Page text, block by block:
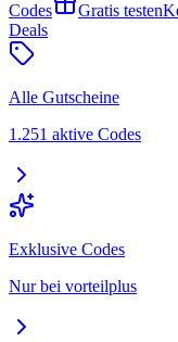
Codes
Gratis testen
Deals
Alle Gutscheine
1.251 aktive Codes
Exklusive Codes
Nur bei vorteilplus